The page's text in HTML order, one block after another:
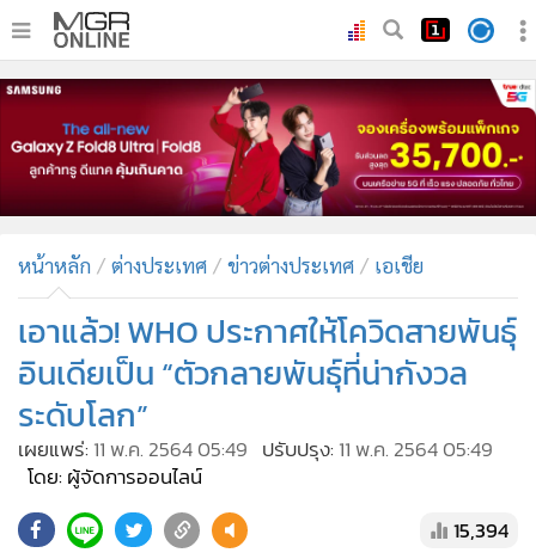
• หน้าหลัก
ทันเหตุการณ์
ภาคใต้
• ภูมิภาค
• บันเทิง
ผู้จัดการรายวัน
• คอลัมนิสต์
• ละคร
• CbizReview
• Cyber BIZ
• Good health & Well-being
หน้าหลัก ต่างประเทศ ข่าวต่างประเทศ เอเชีย
เอาแล้ว! WHO ประกาศให้โควิดสายพันธุ์
อินเดียเป็น “ตัวกลายพันธุ์ที่น่ากังวล
ระดับโลก”
เผยแพร่: 11 พ.ค. 2564 05:49 ปรับปรุง: 11 พ.ค. 2564 05:49
โดย: ผู้จัดการออนไลน์
15,394